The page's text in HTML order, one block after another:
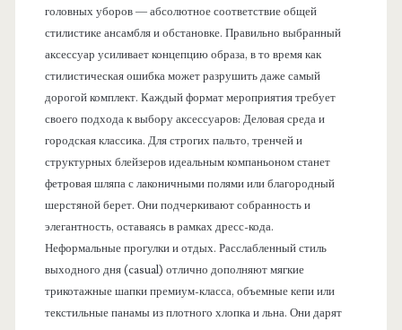
головных уборов — абсолютное соответствие общей
стилистике ансамбля и обстановке. Правильно выбранный
аксессуар усиливает концепцию образа, в то время как
стилистическая ошибка может разрушить даже самый
дорогой комплект. Каждый формат мероприятия требует
своего подхода к выбору аксессуаров: Деловая среда и
городская классика. Для строгих пальто, тренчей и
структурных блейзеров идеальным компаньоном станет
фетровая шляпа с лаконичными полями или благородный
шерстяной берет. Они подчеркивают собранность и
элегантность, оставаясь в рамках дресс-кода.
Неформальные прогулки и отдых. Расслабленный стиль
выходного дня (casual) отлично дополняют мягкие
трикотажные шапки премиум-класса, объемные кепи или
текстильные панамы из плотного хлопка и льна. Они дарят